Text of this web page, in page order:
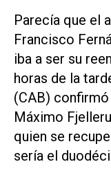
Parecía que el
Francisco
iba a ser su
horas de la
(CAB)
Máximo
quien se
sería el